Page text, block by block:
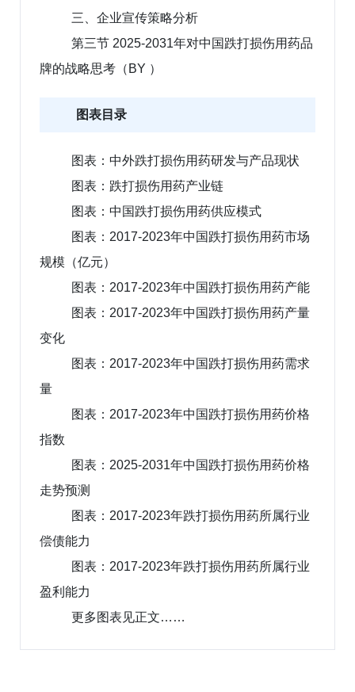
三、企业宣传策略分析
第三节 2025-2031年对中国跌打损伤用药品
牌的战略思考（BY ）
图表目录
图表：中外跌打损伤用药研发与产品现状
图表：跌打损伤用药产业链
图表：中国跌打损伤用药供应模式
图表：2017-2023年中国跌打损伤用药市场
规模（亿元）
图表：2017-2023年中国跌打损伤用药产能
图表：2017-2023年中国跌打损伤用药产量
变化
图表：2017-2023年中国跌打损伤用药需求
量
图表：2017-2023年中国跌打损伤用药价格
指数
图表：2025-2031年中国跌打损伤用药价格
走势预测
图表：2017-2023年跌打损伤用药所属行业
偿债能力
图表：2017-2023年跌打损伤用药所属行业
盈利能力
更多图表见正文……